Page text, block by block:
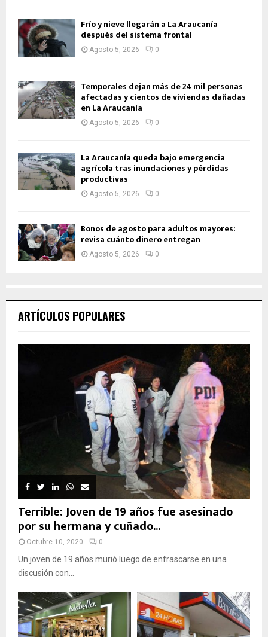
Frío y nieve llegarán a La Araucanía
después del sistema frontal
Agosto 5, 2026 0
Temporales dejan más de 24 mil personas
afectadas y cientos de viviendas dañadas
en La Araucanía
Agosto 5, 2026 0
La Araucanía queda bajo emergencia
agrícola tras inundaciones y pérdidas
productivas
Agosto 5, 2026 0
Bonos de agosto para adultos mayores:
revisa cuánto dinero entregan
Agosto 5, 2026 0
ARTÍCULOS POPULARES
Terrible: Joven de 19 años fue asesinado
por su hermana y cuñado...
Octubre 10, 2020 0
Un joven de 19 años murió luego de enfrascarse en una
discusión con...